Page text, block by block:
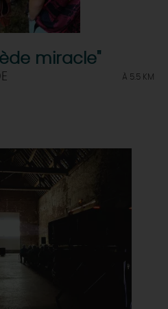
miracle"
À 5.5 KM